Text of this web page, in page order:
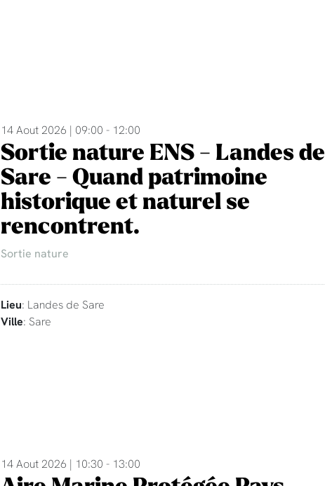
14 Aout 2026 | 09:00 - 12:00
Sortie nature ENS - Landes de
Sare - Quand patrimoine
historique et naturel se
rencontrent.
Sortie nature
Lieu: Landes de Sare
Ville: Sare
14 Aout 2026 | 10:30 - 13:00